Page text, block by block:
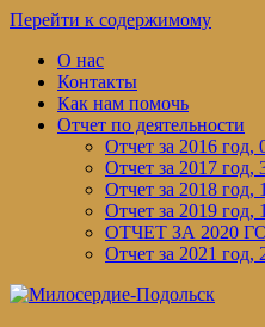
Перейти к содержимому
О нас
Контакты
Как нам помочь
Отчет по деятельности
Отчет за 2016 год,
Отчет за 2017 год,
Отчет за 2018 год,
Отчет за 2019 год,
ОТЧЕТ ЗА 2020
Отчет за 2021 год,